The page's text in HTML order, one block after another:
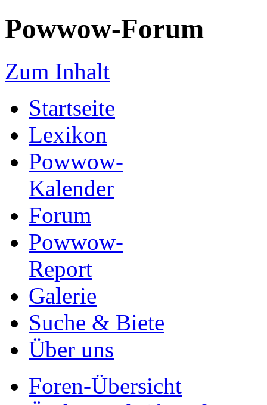
Powwow-Forum
Zum Inhalt
Startseite
Lexikon
Powwow-
Kalender
Forum
Powwow-
Report
Galerie
Suche & Biete
Über uns
Foren-Übersicht